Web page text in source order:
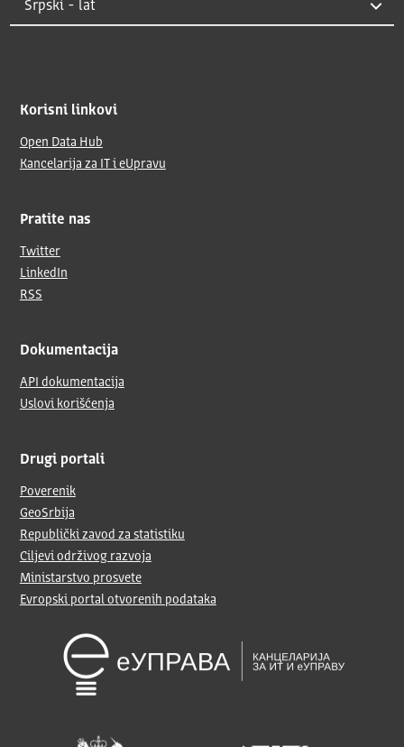
Korisni linkovi
Open Data Hub
Kancelarija za IT i eUpravu
Pratite nas
Twitter
LinkedIn
RSS
Dokumentacija
API dokumentacija
Uslovi korišćenja
Drugi portali
Poverenik
GeoSrbija
Republički zavod za statistiku
Ciljevi održivog razvoja
Ministarstvo prosvete
Evropski portal otvorenih podataka